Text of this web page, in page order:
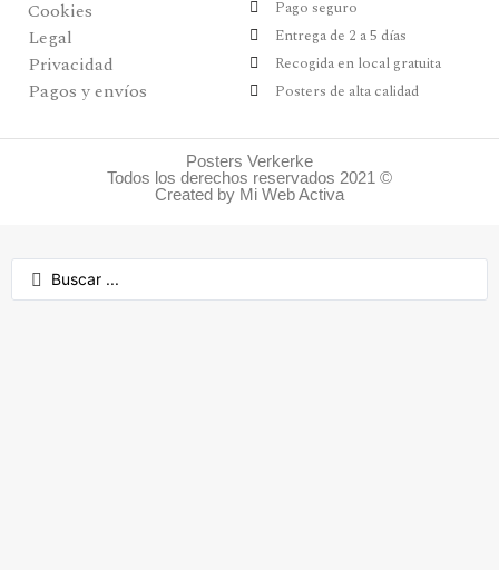
Cookies
Legal
Privacidad
Pagos y envíos
Pago seguro
Entrega de 2 a 5 días
Recogida en local gratuita
Posters de alta calidad
Posters Verkerke
Todos los derechos reservados 2021 ©
Created by Mi Web Activa